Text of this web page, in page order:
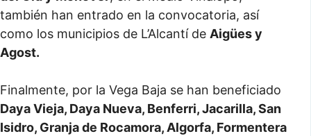
también han entrado en la convocatoria, así
como los municipios de L’Alcantí de Aigües y
Agost.
Finalmente, por la Vega Baja se han beneficiado
Daya Vieja, Daya Nueva, Benferri, Jacarilla, San
Isidro, Granja de Rocamora, Algorfa, Formentera